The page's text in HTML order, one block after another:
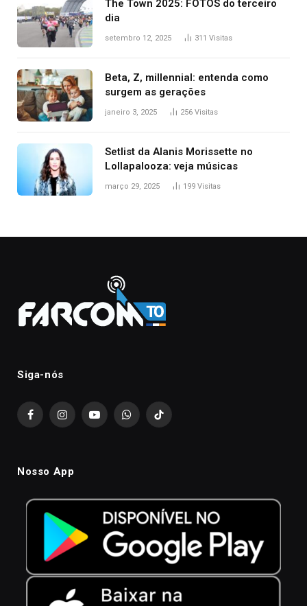
The Town 2025: FOTOS do terceiro
dia
setembro 12, 2025 311 Visitas
Beta, Z, millennial: entenda como
surgem as gerações
janeiro 3, 2025 256 Visitas
Setlist da Alanis Morissette no
Lollapalooza: veja músicas
março 29, 2025 199 Visitas
Siga-nós
FacebookInstagramYouTubeWhatsAppTikTok
Nosso App